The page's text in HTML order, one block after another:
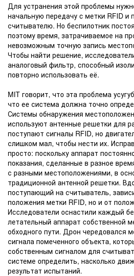
Для устранения этой проблемы
начальную передачу с метки RFID и
считывателю. Но беспилотник
поэтому время, затрачиваемое на
невозможным точную запись
Чтобы найти решение,
аналоговый фильтр, способный
повторно использовать её.
MIT говорит, что эта проблема
что ее система должна точно
Системы обнаружения
используют антенные решетки для
поступают сигналы RFID, но
слишком мал, чтобы нести их.
просто: поскольку аппарат
показания, сделанные в разное
с разными местоположениями, в
традиционной антенной решетки.
поступающий на считыватель,
положения метки RFID, но и от
Исследователи оснастили каждый
летательный аппарат собственной
обходного пути. Дрон чередовался
сигнала помеченного объекта,
собственным сигналом для
системе определить, насколько
результат испытаний.